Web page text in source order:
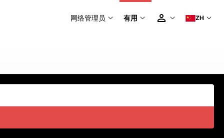
网络管理员 有用 ZH